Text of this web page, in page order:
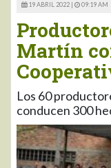
19 ABRIL 2022 | 09:19 AM
Martín
Los 60
conducen 300